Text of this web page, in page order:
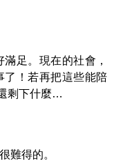
足。現在的社會，
了！若再把這些能陪
剩下什麼…
難得的。